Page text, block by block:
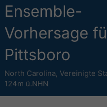
Ensemble-
Vorhersage
Pittsboro
North Carolina, Vereinigte
124m ü.NHN